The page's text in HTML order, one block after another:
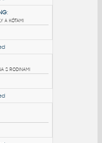
BLOKY
:
detaily a kótami